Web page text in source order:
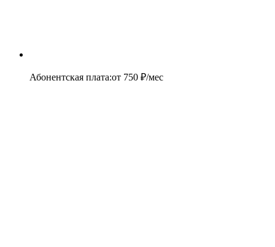
Абонентская плата:от 750 ₽/мес